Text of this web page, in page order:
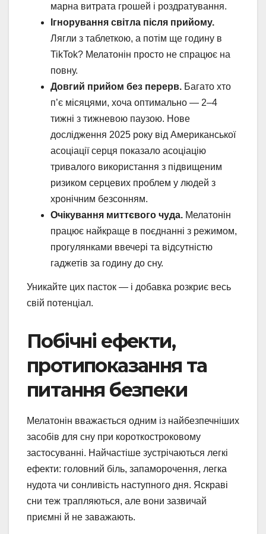
марна витрата грошей і роздратування.
Ігнорування світла після прийому.
Лягли з таблеткою, а потім ще годину в
TikTok? Мелатонін просто не спрацює на
повну.
Довгий прийом без перерв. Багато хто
п’є місяцями, хоча оптимально — 2–4
тижні з тижневою паузою. Нове
дослідження 2025 року від Американської
асоціації серця показало асоціацію
тривалого використання з підвищеним
ризиком серцевих проблем у людей з
хронічним безсонням.
Очікування миттєвого чуда. Мелатонін
працює найкраще в поєднанні з режимом,
прогулянками ввечері та відсутністю
гаджетів за годину до сну.
Уникайте цих пасток — і добавка розкриє весь
свій потенціал.
Побічні ефекти,
протипоказання та
питання безпеки
Мелатонін вважається одним із найбезпечніших
засобів для сну при короткостроковому
застосуванні. Найчастіше зустрічаються легкі
ефекти: головний біль, запаморочення, легка
нудота чи сонливість наступного дня. Яскраві
сни теж трапляються, але вони зазвичай
приємні й не заважають.